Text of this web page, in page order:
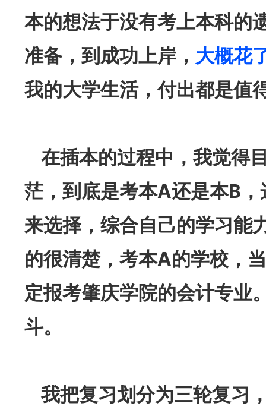
本的想法于没有考上本科的
准备，到成功上岸， 大概花
我的大学生活，付出都是值
在插本的过程中，我觉得
茫，到底是考本A还是本B
来选择，综合自己的学习能
的很清楚，考本A的学校，
定报考肇庆学院的会计专业
斗。
我把复习划分为三轮复习